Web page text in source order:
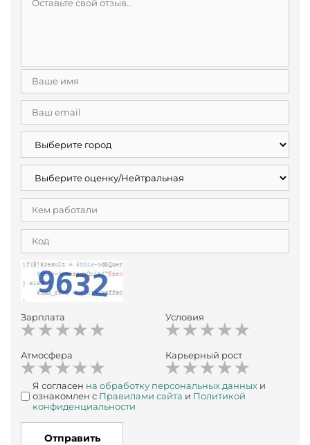
Зарплата Условия
Атмосфера Карьерный рост
Я согласен на обработку персональных данных и
ознакомлен с Правилами сайта и Политикой
конфиденциальности
Отправить